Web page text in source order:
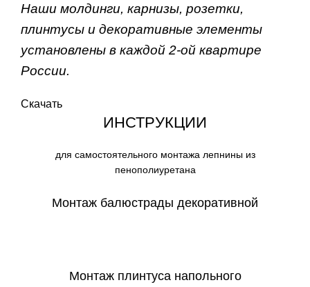
Наши молдинги, карнизы, розетки,
плинтусы и декоративные элементы
установлены в каждой 2-ой квартире
России.
Скачать
ИНСТРУКЦИИ
для самостоятельного монтажа лепнины из
пенополиуретана
Монтаж балюстрады декоративной
Монтаж плинтуса напольного